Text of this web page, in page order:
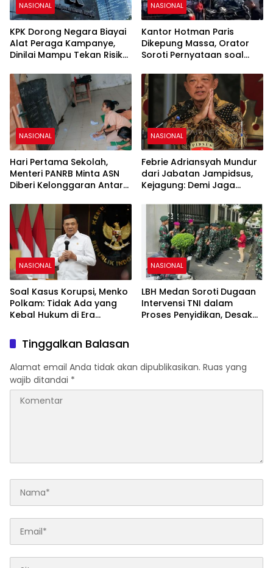
NASIONAL
KPK Dorong Negara Biayai
Alat Peraga Kampanye,
Dinilai Mampu Tekan Risiko
NASIONAL
Kantor Hotman Paris
Dikepung Massa, Orator
Soroti Pernyataan soal
NASIONAL
Hari Pertama Sekolah,
Menteri PANRB Minta ASN
Diberi Kelonggaran Antar
NASIONAL
Febrie Adriansyah Mundur
dari Jabatan Jampidsus,
Kejagung: Demi Jaga
Hukum
NASIONAL
Soal Kasus Korupsi, Menko
Polkam: Tidak Ada yang
Kebal Hukum di Era
NASIONAL
LBH Medan Soroti Dugaan
Intervensi TNI dalam
Proses Penyidikan, Desak
Tinggalkan Balasan
Alamat email Anda tidak akan dipublikasikan. Ruas yang
wajib ditandai *